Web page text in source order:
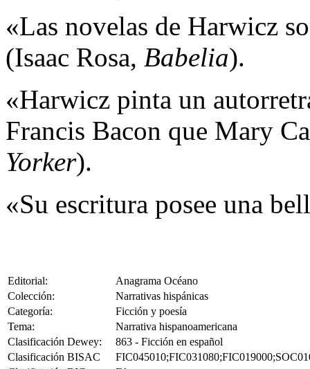
«Las novelas de Harwicz
(Isaac Rosa, Babelia).
«Harwicz pinta un
Francis Bacon que Mary
Yorker).
«Su escritura posee una
Editorial:
Anagrama Océano
Colección:
Narrativas hispánicas
Categoría:
Ficción y poesía
Tema:
Narrativa hispanoamericana
Clasificación Dewey:
863 - Ficción en español
Clasificación BISAC